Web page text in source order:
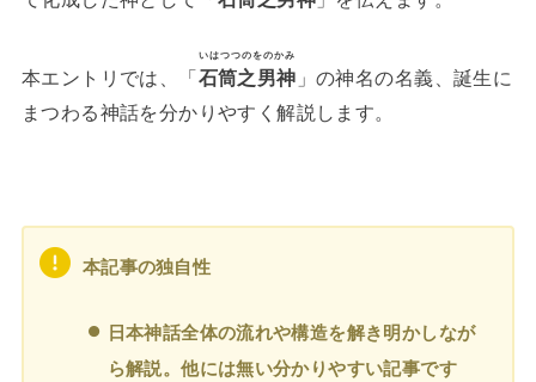
本エントリでは、「石筒之男神
いはつつのをのかみ
」の神名の名義、誕生に
まつわる神話を分かりやすく解説します。
本記事の独自性
日本神話全体の流れや構造を解き明かしなが
ら解説。他には無い分かりやすい記事です